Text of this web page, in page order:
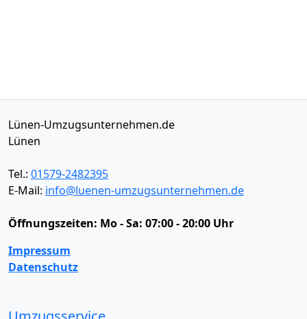
Lünen-Umzugsunternehmen.de
Lünen
Tel.: 01579-2482395
E-Mail: info@luenen-umzugsunternehmen.de
Öffnungszeiten: Mo - Sa: 07:00 - 20:00 Uhr
Impressum
Datenschutz